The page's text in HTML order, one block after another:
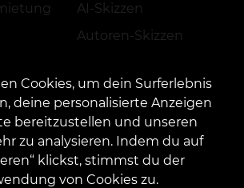
AI-Skizzen
Autoren-Skizzen
up
Dienstleistungen
Termin
Zahlung
Vorauszahlung
Cookies, um dein Surferlebnis
deine personalisierte Anzeigen
bereitzustellen und unseren
zu analysieren. Indem du auf
klickst, stimmst du der
von Cookies zu.